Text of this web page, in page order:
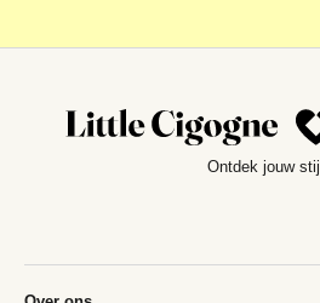
Ontdek jouw stijl